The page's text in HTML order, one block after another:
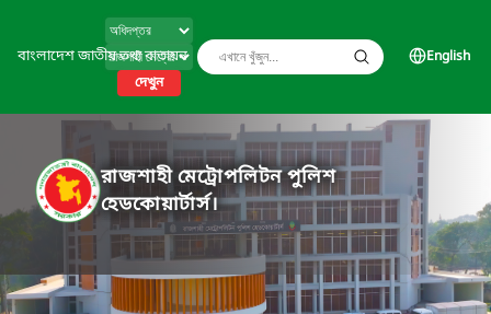
বাংলাদেশ জাতীয় তথ্য বাতায়ন
দেখুন
English
রাজশাহী মেট্রোপলিটন পুলিশ
হেডকোয়ার্টার্স।